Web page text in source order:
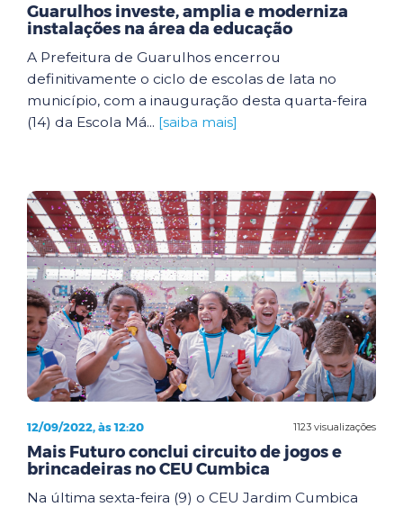
Guarulhos investe, amplia e moderniza
instalações na área da educação
A Prefeitura de Guarulhos encerrou
definitivamente o ciclo de escolas de lata no
município, com a inauguração desta quarta-feira
(14) da Escola Má... [saiba mais]
1123 visualizações
12/09/2022, às 12:20
Mais Futuro conclui circuito de jogos e
brincadeiras no CEU Cumbica
Na última sexta-feira (9) o CEU Jardim Cumbica